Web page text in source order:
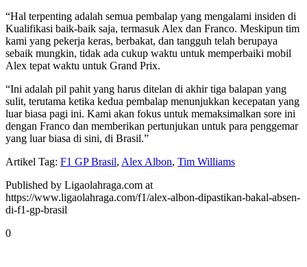
“Hal terpenting adalah semua pembalap yang mengalami insiden di
Kualifikasi baik-baik saja, termasuk Alex dan Franco. Meskipun tim
kami yang pekerja keras, berbakat, dan tangguh telah berupaya
sebaik mungkin, tidak ada cukup waktu untuk memperbaiki mobil
Alex tepat waktu untuk Grand Prix.
“Ini adalah pil pahit yang harus ditelan di akhir tiga balapan yang
sulit, terutama ketika kedua pembalap menunjukkan kecepatan yang
luar biasa pagi ini. Kami akan fokus untuk memaksimalkan sore ini
dengan Franco dan memberikan pertunjukan untuk para penggemar
yang luar biasa di sini, di Brasil.”
Artikel Tag: F1 GP Brasil, Alex Albon, Tim Williams
Published by Ligaolahraga.com at
https://www.ligaolahraga.com/f1/alex-albon-dipastikan-bakal-absen-
di-f1-gp-brasil
0